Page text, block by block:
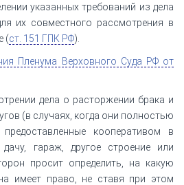
указанных требований из дела
их совместного рассмотрения в
(ст. 151 ГПК РФ).
Пленума Верховного Суда РФ от
дела о расторжении брака и
(в случаях, когда они полностью
кооперативом в
дачу, гараж, другое строение или
просит определить, на какую
имеет право, не ставя при этом